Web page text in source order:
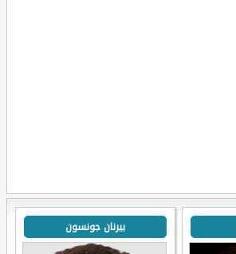
بيرنان جونسون